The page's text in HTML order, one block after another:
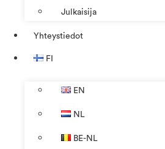
Julkaisija
Yhteystiedot
FI
EN
NL
BE-NL